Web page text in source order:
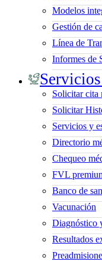
Modelos
Gestión de
Línea de
Informes de
Solicitar cita
Solicitar
Servicios y
Directorio
Chequeo
FVL
Banco de
Vacunación
Diagnóstico
Resultados